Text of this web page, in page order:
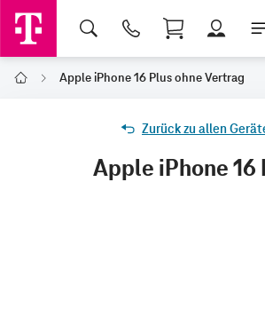
Home Apple iPhone 16 Plus ohne Vertrag
Zurück zu allen
Apple iPhone 16